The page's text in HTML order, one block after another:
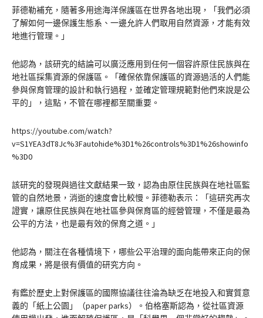
菲德勒補充，隨著多用途海洋保護區在世界各地出現，「我們必須
了解如何一邊保護生態系、一邊允許人們取用自然資源，才能有效
地進行管理。」
他認為，該研究的結論可以廣泛應用到任何一個容許原住民族與在
地社區採集資源的保護區。「確保依靠保護區的資源過活的人們能
參與保育管理的設計和執行過程，並確定管理規範對他們來說是公
平的」，這點，不管在哪裡都至關重要。
https://youtube.com/watch?
v=S1YEA3dT8Jc%3Fautohide%3D1%26controls%3D1%26showinfo
%3D0
該研究的發現與過往文獻結果一致，認為由原住民族與在地社區監
管的自然地景，消逝的速度會比較慢。菲德勒表示：「這研究再次
證實，讓原住民族與在地社區參與保育區的經營管理，不僅是最為
公平的方法，也是最有效的保育之道。」
他認為，關注在各種情境下，哪些公平治理的面向能帶來正向的保
育成果，將是很有價值的研究方向。
有鑑於歷史上對保護區的國際協議往往淪為缺乏在地投入和實質意
義的「紙上公園」（paper parks）。伯格塞斯認為，從社區資源